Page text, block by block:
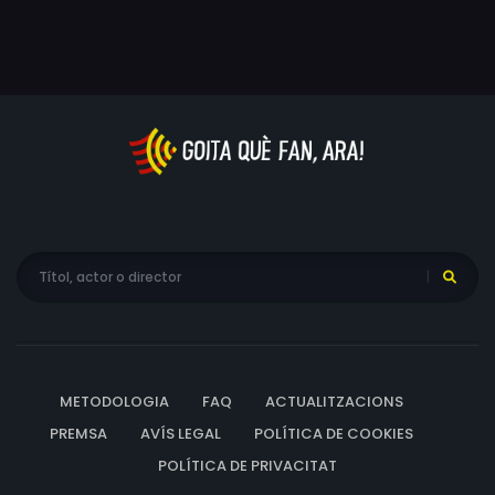
METODOLOGIA FAQ
ACTUALITZACIONS
PREMSA
AVÍS LEGAL
POLÍTICA DE COOKIES
POLÍTICA DE PRIVACITAT